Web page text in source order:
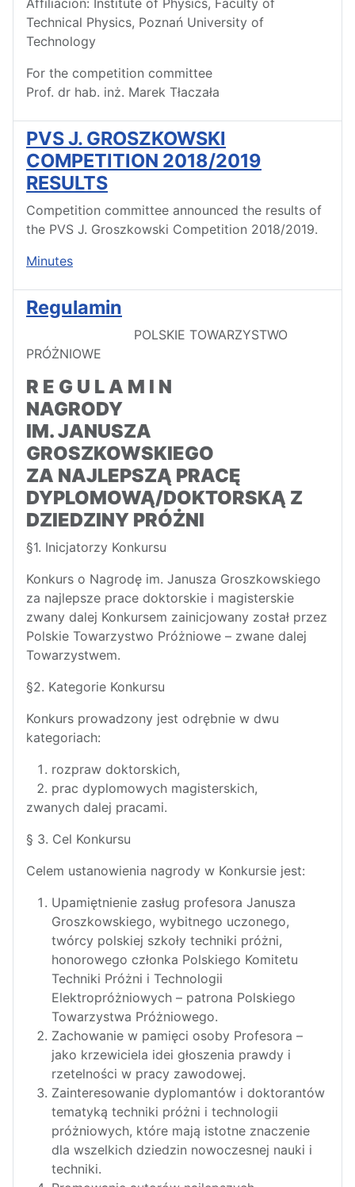
Affiliacion: Institute of Physics, Faculty of
Technical Physics, Poznań University of
Technology
For the competition committee
Prof. dr hab. inż. Marek Tłaczała
PVS J. GROSZKOWSKI
COMPETITION 2018/2019
RESULTS
Competition committee announced the results of
the PVS J. Groszkowski Competition 2018/2019.
Minutes
Regulamin
POLSKIE TOWARZYSTWO
PRÓŻNIOWE
R E G U L A M I N
NAGRODY
IM. JANUSZA
GROSZKOWSKIEGO
ZA NAJLEPSZĄ PRACĘ
DYPLOMOWĄ/DOKTORSKĄ Z
DZIEDZINY PRÓŻNI
§1. Inicjatorzy Konkursu
Konkurs o Nagrodę im. Janusza Groszkowskiego
za najlepsze prace doktorskie i magisterskie
zwany dalej Konkursem zainicjowany został przez
Polskie Towarzystwo Próżniowe – zwane dalej
Towarzystwem.
§2. Kategorie Konkursu
Konkurs prowadzony jest odrębnie w dwu
kategoriach:
rozpraw doktorskich,
prac dyplomowych magisterskich,
zwanych dalej pracami.
§ 3. Cel Konkursu
Celem ustanowienia nagrody w Konkursie jest:
Upamiętnienie zasług profesora Janusza
Groszkowskiego, wybitnego uczonego,
twórcy polskiej szkoły techniki próżni,
honorowego członka Polskiego Komitetu
Techniki Próżni i Technologii
Elektropróżniowych – patrona Polskiego
Towarzystwa Próżniowego.
Zachowanie w pamięci osoby Profesora –
jako krzewiciela idei głoszenia prawdy i
rzetelności w pracy zawodowej.
Zainteresowanie dyplomantów i doktorantów
tematyką techniki próżni i technologii
próżniowych, które mają istotne znaczenie
dla wszelkich dziedzin nowoczesnej nauki i
techniki.